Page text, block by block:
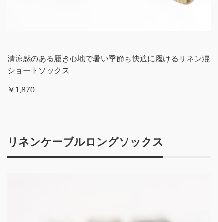
清涼感のある履き心地で暑い季節も快適に履けるリネン混
ショートソックス
￥1,870
リネンケーブルロングソックス